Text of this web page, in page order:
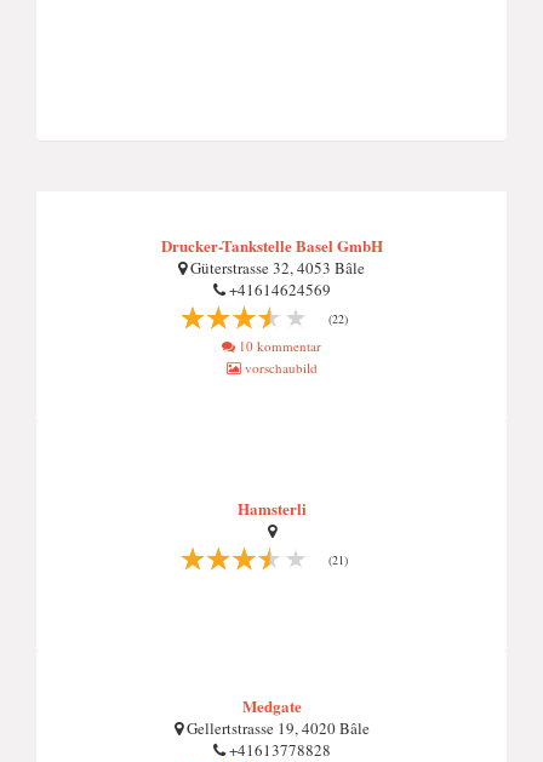
Drucker-Tankstelle Basel GmbH
Güterstrasse 32, 4053 Bâle
+41614624569
(22)
10 kommentar
vorschaubild
Hamsterli
(21)
Medgate
Gellertstrasse 19, 4020 Bâle
+41613778828